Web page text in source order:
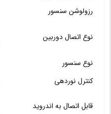
رزولوشن سنسور
نوع اتصال دوربین
نوع سنسور
کنترل نوردهی
قابل اتصال به اندروید